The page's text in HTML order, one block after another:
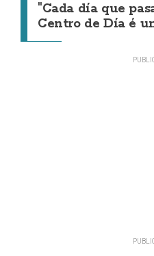
"Cada día que
Centro de Día é